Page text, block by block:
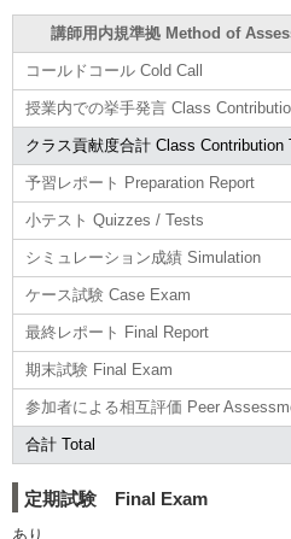
講師用内規準拠 Method of
コールドコール Cold Call
授業内での挙手発言 Class
クラス貢献度合計 Class Contribution
予習レポート Preparation Report
小テスト Quizzes / Tests
シミュレーション成績 Simulation
ケース試験 Case Exam
最終レポート Final Report
期末試験 Final Exam
参加者による相互評価 Peer
合計 Total
定期試験 Final Exam
あり